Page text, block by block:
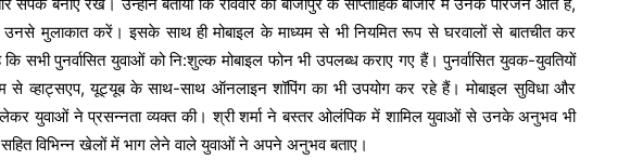
मुलाकात करें। इसके साथ ही मोबाइल के माध्यम से भी नियमित रूप से घरवालों से बातचीत कर
सभी पुनर्वासित युवाओं को नि:शुल्क मोबाइल फोन भी उपलब्ध कराए गए हैं। पुनर्वासित युवक-युवतियों
से व्हाट्सएप, यूट्यूब के साथ-साथ ऑनलाइन शॉपिंग का भी उपयोग कर रहे हैं। मोबाइल सुविधा और
लेकर युवाओं ने प्रसन्नता व्यक्त की। श्री शर्मा ने बस्तर ओलंपिक में शामिल युवाओं से उनके अनुभव भी
विभिन्न खेलों में भाग लेने वाले युवाओं ने अपने अनुभव बताए।